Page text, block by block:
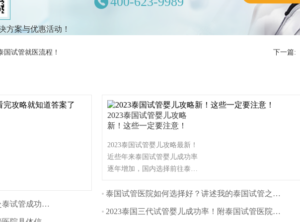
方案与优惠活动！
试管就医流程！ 下一篇:
管成功率？
2023泰国试管婴儿攻略
新！这些一定要注意！
2023泰国试管婴儿攻略最新！
近些年来泰国试管婴儿成功率
逐年增加，国内选择前往泰国
多。很多家庭，去泰国做试管
管成功率，泰国试管成功率在
泰国试管医院如何选择好？讲述我的泰国试管之旅！
2023泰国三代试管婴儿成功率！附泰国试管医院名单！